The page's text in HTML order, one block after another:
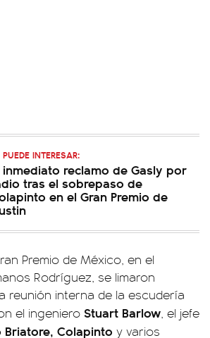
PUEDE INTERESAR:
inmediato reclamo de Gasly por
tras el sobrepaso de
en el Gran Premio de
Premio de México, en el
Rodríguez, se limaron
reunión interna de la escudería
el ingeniero Stuart Barlow, el jefe
Briatore, Colapinto y varios